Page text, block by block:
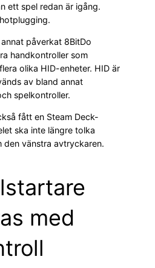
ett spel redan är igång.
påverkat 8BitDo
handkontroller som
olika HID-enheter. HID är
av bland annat
spelkontroller.
fått en Steam Deck-
ska inte längre tolka
den vänstra avtryckaren.
med